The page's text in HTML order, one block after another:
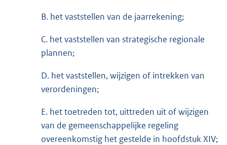
B. het vaststellen van de jaarrekening;
C. het vaststellen van strategische regionale
plannen;
D. het vaststellen, wijzigen of intrekken van
verordeningen;
E. het toetreden tot, uittreden uit of wijzigen
van de gemeenschappelijke regeling
overeenkomstig het gestelde in hoofdstuk XIV;